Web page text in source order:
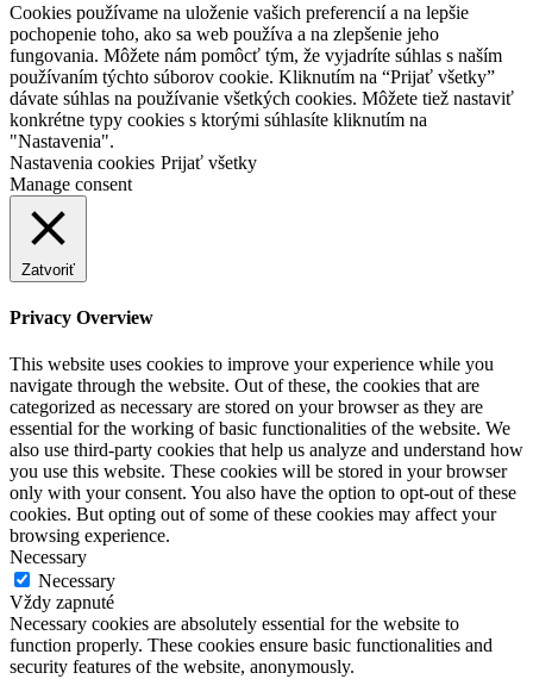
Cookies používame na uloženie vašich preferencií a na lepšie
pochopenie toho, ako sa web používa a na zlepšenie jeho
fungovania. Môžete nám pomôcť tým, že vyjadríte súhlas s naším
používaním týchto súborov cookie. Kliknutím na “Prijať všetky”
dávate súhlas na používanie všetkých cookies. Môžete tiež nastaviť
konkrétne typy cookies s ktorými súhlasíte kliknutím na
"Nastavenia".
Nastavenia cookies Prijať všetky
Manage consent
Zatvoriť
Privacy Overview
This website uses cookies to improve your experience while you
navigate through the website. Out of these, the cookies that are
categorized as necessary are stored on your browser as they are
essential for the working of basic functionalities of the website. We
also use third-party cookies that help us analyze and understand how
you use this website. These cookies will be stored in your browser
only with your consent. You also have the option to opt-out of these
cookies. But opting out of some of these cookies may affect your
browsing experience.
Necessary
Necessary
Vždy zapnuté
Necessary cookies are absolutely essential for the website to
function properly. These cookies ensure basic functionalities and
security features of the website, anonymously.